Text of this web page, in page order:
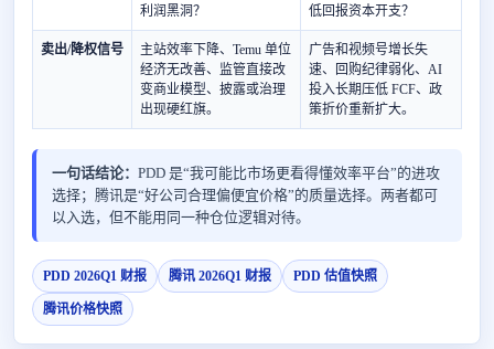
利润黑洞？
低回报资本开支？
卖出/降权信号
主站效率下降、Temu 单位
经济无改善、监管直接改
变商业模型、披露或治理
出现硬红旗。
广告和视频号增长失
速、回购纪律弱化、AI
投入长期压低 FCF、政
策折价重新扩大。
一句话结论： PDD 是“我可能比市场更看得懂效率平台”的进攻
选择；腾讯是“好公司合理偏便宜价格”的质量选择。两者都可
以入选，但不能用同一种仓位逻辑对待。
PDD 2026Q1 财报 腾讯 2026Q1 财报 PDD 估值快照
腾讯价格快照